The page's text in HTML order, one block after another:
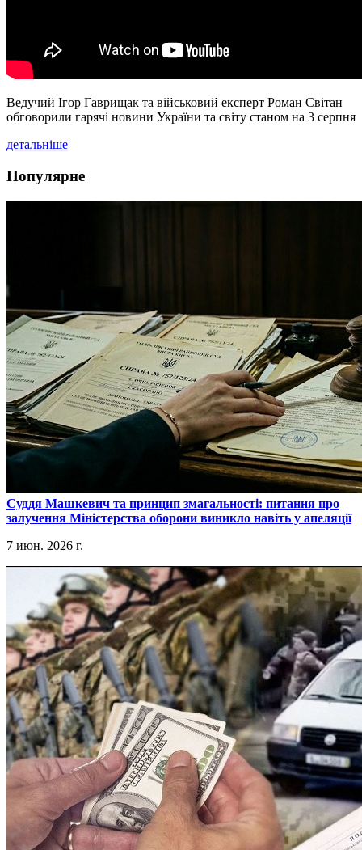
Ведучий Ігор Гаврищак та військовий експерт Роман Світан
обговорили гарячі новини України та світу станом на 3 серпня
детальніше
Популярне
​Суддя Машкевич та принцип змагальності: питання про
залучення Міністерства оборони виникло навіть у апеляції
7 июн. 2026 г.